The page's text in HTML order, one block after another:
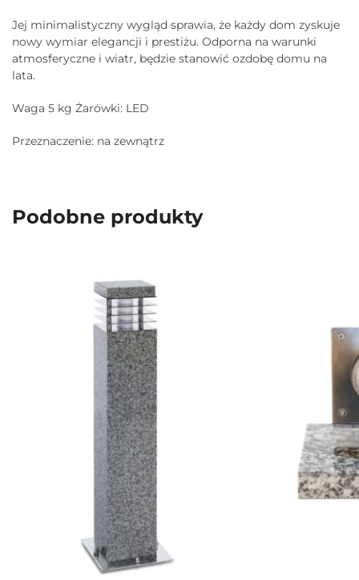
Jej minimalistyczny wygląd sprawia, że każdy dom zyskuje
nowy wymiar elegancji i prestiżu. Odporna na warunki
atmosferyczne i wiatr, będzie stanowić ozdobę domu na
lata.
Waga 5 kg Żarówki: LED
Przeznaczenie: na zewnątrz
Podobne produkty